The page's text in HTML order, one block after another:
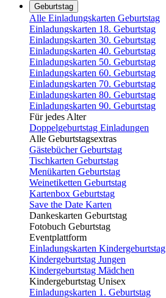
Geburtstag
Alle Einladungskarten Geburtstag
Einladungskarten 18. Geburtstag
Einladungskarten 30. Geburtstag
Einladungskarten 40. Geburtstag
Einladungskarten 50. Geburtstag
Einladungskarten 60. Geburtstag
Einladungskarten 70. Geburtstag
Einladungskarten 80. Geburtstag
Einladungskarten 90. Geburtstag
Für jedes Alter
Doppelgeburtstag Einladungen
Alle Geburtstagsextras
Gästebücher Geburtstag
Tischkarten Geburtstag
Menükarten Geburtstag
Weinetiketten Geburtstag
Kartenbox Geburtstag
Save the Date Karten
Dankeskarten Geburtstag
Fotobuch Geburtstag
Eventplattform
Einladungskarten Kindergeburtstag
Kindergeburtstag Jungen
Kindergeburtstag Mädchen
Kindergeburtstag Unisex
Einladungskarten 1. Geburtstag